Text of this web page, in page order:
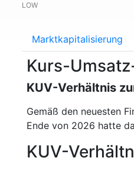
LOW
Marktkapitalisierung
Kurs-
KUV-Verhältnis
Gemäß den neuesten
Ende von 2026 hatte
KUV-